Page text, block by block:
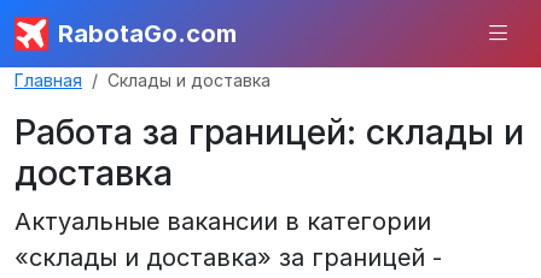
RabotaGo.com
Главная Склады и доставка
Работа за границей: склады и
доставка
Актуальные вакансии в категории
«склады и доставка» за границей -